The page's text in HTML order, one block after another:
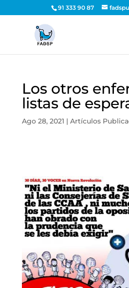
91 333 90 87
Los otros
listas de
Ago 28, 2021 | Artículos